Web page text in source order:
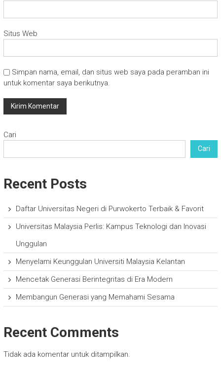
Situs Web
Simpan nama, email, dan situs web saya pada peramban ini
untuk komentar saya berikutnya.
Cari
Cari
Recent Posts
Daftar Universitas Negeri di Purwokerto Terbaik & Favorit
Universitas Malaysia Perlis: Kampus Teknologi dan Inovasi
Unggulan
Menyelami Keunggulan Universiti Malaysia Kelantan
Mencetak Generasi Berintegritas di Era Modern
Membangun Generasi yang Memahami Sesama
Recent Comments
Tidak ada komentar untuk ditampilkan.